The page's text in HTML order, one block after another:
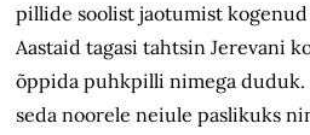
pillide soolist jaotumist
Aastaid tagasi tahtsin Jerevani
õppida puhkpilli nimega
seda noorele neiule paslikuks